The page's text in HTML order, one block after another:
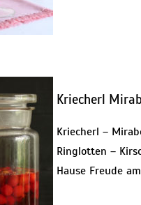
Kriecherl
Kriecherl –
Ringlotten –
Hause Freude